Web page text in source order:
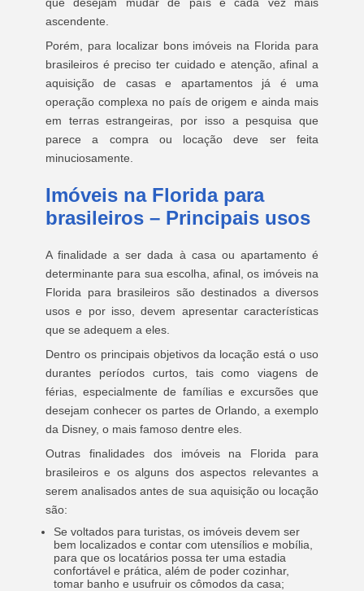
ascendente.
Porém, para localizar bons imóveis na Florida para
brasileiros é preciso ter cuidado e atenção, afinal a
aquisição de casas e apartamentos já é uma
operação complexa no país de origem e ainda mais
em terras estrangeiras, por isso a pesquisa que
parece a compra ou locação deve ser feita
minuciosamente.
Imóveis na Florida para
brasileiros – Principais usos
A finalidade a ser dada à casa ou apartamento é
determinante para sua escolha, afinal, os imóveis na
Florida para brasileiros são destinados a diversos
usos e por isso, devem apresentar características
que se adequem a eles.
Dentro os principais objetivos da locação está o uso
durantes períodos curtos, tais como viagens de
férias, especialmente de famílias e excursões que
desejam conhecer os partes de Orlando, a exemplo
da Disney, o mais famoso dentre eles.
Outras finalidades dos imóveis na Florida para
brasileiros e os alguns dos aspectos relevantes a
serem analisados antes de sua aquisição ou locação
são:
Se voltados para turistas, os imóveis devem ser
bem localizados e contar com utensílios e mobília,
para que os locatários possa ter uma estadia
confortável e prática, além de poder cozinhar,
tomar banho e usufruir os cômodos da casa;